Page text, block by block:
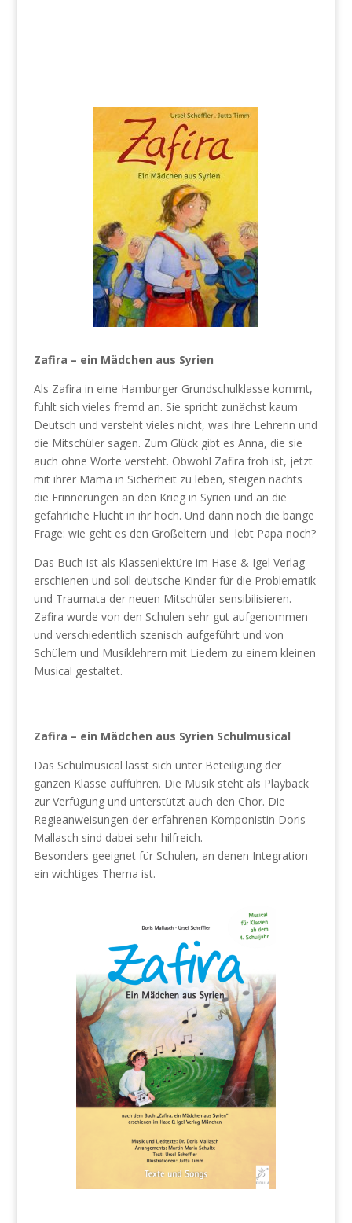
Zafira – ein Mädchen aus Syrien
Als Zafira in eine Hamburger Grundschulklasse kommt,
fühlt sich vieles fremd an. Sie spricht zunächst kaum
Deutsch und versteht vieles nicht, was ihre Lehrerin und
die Mitschüler sagen. Zum Glück gibt es Anna, die sie
auch ohne Worte versteht. Obwohl Zafira froh ist, jetzt
mit ihrer Mama in Sicherheit zu leben, steigen nachts
die Erinnerungen an den Krieg in Syrien und an die
gefährliche Flucht in ihr hoch. Und dann noch die bange
Frage: wie geht es den Großeltern und lebt Papa noch?
Das Buch ist als Klassenlektüre im Hase & Igel Verlag
erschienen und soll deutsche Kinder für die Problematik
und Traumata der neuen Mitschüler sensibilisieren.
Zafira wurde von den Schulen sehr gut aufgenommen
und verschiedentlich szenisch aufgeführt und von
Schülern und Musiklehrern mit Liedern zu einem kleinen
Musical gestaltet.
Zafira – ein Mädchen aus Syrien Schulmusical
Das Schulmusical lässt sich unter Beteiligung der
ganzen Klasse aufführen. Die Musik steht als Playback
zur Verfügung und unterstützt auch den Chor. Die
Regieanweisungen der erfahrenen Komponistin Doris
Mallasch sind dabei sehr hilfreich.
Besonders geeignet für Schulen, an denen Integration
ein wichtiges Thema ist.